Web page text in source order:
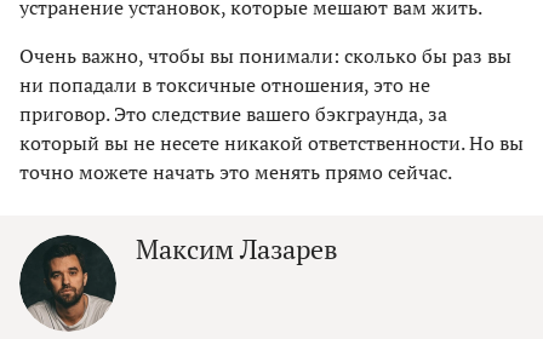
устранение установок, которые мешают вам жить.
Очень важно, чтобы вы понимали: сколько бы раз вы
ни попадали в токсичные отношения, это не
приговор. Это следствие вашего бэкграунда, за
который вы не несете никакой ответственности. Но вы
точно можете начать это менять прямо сейчас.
Максим Лазарев